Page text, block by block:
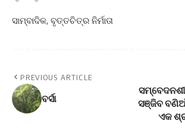
ସାମ୍ବାଦିକ, ବୃତ୍ତଚିତ୍ର ନିର୍ମାତା
PREVIOUS ARTICLE
ବର୍ସା
ସଞ୍ଜିବ
ଏକ